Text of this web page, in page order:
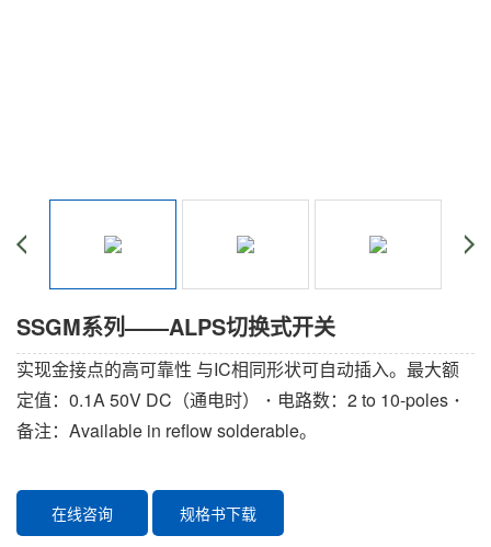
SSGM系列——ALPS切换式开关
实现金接点的高可靠性 与IC相同形状可自动插入。最大额
定值：0.1A 50V DC（通电时） ･ 电路数：2 to 10-poles ･
备注：Available in reflow solderable。
在线咨询 规格书下载